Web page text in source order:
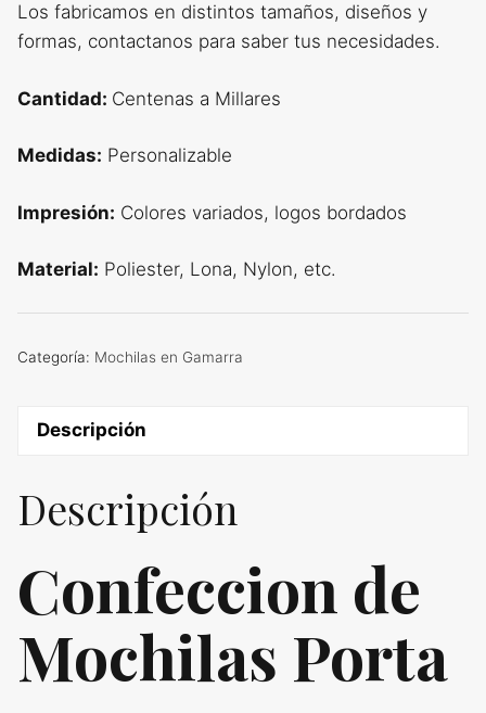
Los fabricamos en distintos tamaños, diseños y
formas, contactanos para saber tus necesidades.
Cantidad: Centenas a Millares
Medidas: Personalizable
Impresión: Colores variados, logos bordados
Material: Poliester, Lona, Nylon, etc.
Categoría: Mochilas en Gamarra
Descripción
Descripción
Confeccion de
Mochilas Porta